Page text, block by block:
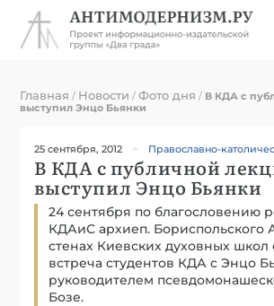
Главная / Новости /Фото дня / В КДА с
выступил Энцо Бьянки
25 сентября, 2012 Православно-
В КДА с публичной
выступил Энцо Бьянки
24 сентября по благословению
КДАиС архиеп. Бориспольского
стенах Киевских духовных школ
встреча студентов КДА с Энцо
руководителем
Бозе.